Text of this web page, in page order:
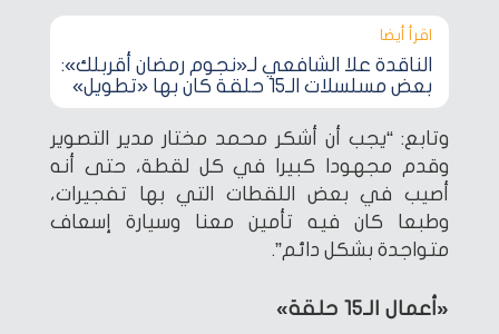
اقرأ أيضا‎
الناقدة علا الشافعي لـ«نجوم رمضان أقربلك»:
بعض مسلسلات الـ15 حلقة كان بها «تطويل»
وتابع: “يجب أن أشكر محمد مختار مدير التصوير
وقدم مجهودا كبيرا في كل لقطة، حتى أنه
أصيب في بعض اللقطات التي بها تفجيرات،
وطبعا كان فيه تأمين معنا وسيارة إسعاف
متواجدة بشكل دائم”.
«أعمال الـ15 حلقة»